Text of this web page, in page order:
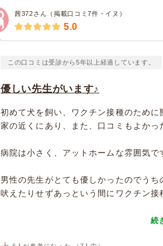
茜372さん（掲載口コミ7件・イヌ）
5.0
この口コミは受診から5年以上経過しています。
優しい先生がいます♪
初めて犬を飼い、ワクチン接種のために
家の近くにあり、また、口コミもよかっ
病院は小さく、アットホームな雰囲気で
男性の先生がとても優しかったのでうち
吠えたりせずあっという間にワクチン接
続